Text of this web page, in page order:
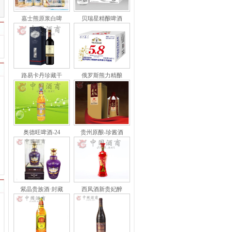
嘉士熊原浆白啤 贝瑞星精酿啤酒
路易卡丹珍藏干 俄罗斯熊力精酿
奥德旺啤酒-24 贵州原酿-珍酱酒
紫晶贵族酒·封藏 西凤酒新贵妃醉